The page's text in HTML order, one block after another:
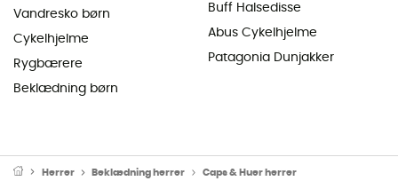
Vandresko børn
Cykelhjelme
Rygbærere
Beklædning børn
Buff Halsedisse
Abus Cykelhjelme
Patagonia Dunjakker
Herrer Beklædning herrer Caps & Huer herrer